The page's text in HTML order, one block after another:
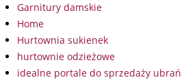
Garnitury damskie
Home
Hurtownia sukienek
hurtownie odzieżowe
idealne portale do sprzedaży ubrań